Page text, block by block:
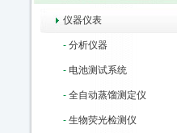
仪器仪表
- 分析仪器
- 电池测试系统
- 全自动蒸馏测定仪
- 生物荧光检测仪